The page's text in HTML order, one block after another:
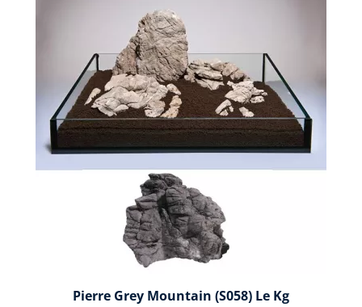
Pierre Grey Mountain (S058) Le Kg